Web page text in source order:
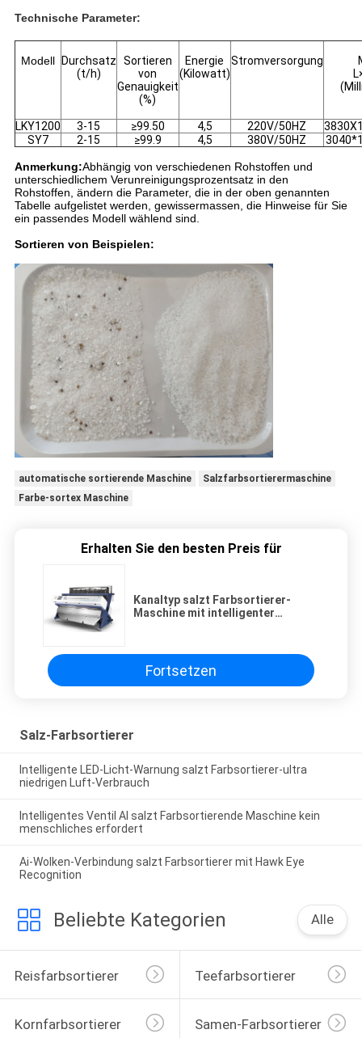
Technische Parameter:
Modell
Durchsatz
(t/h)
Sortieren
von
Genauigkeit
(%)
Energie
(Kilowatt)
Stromversorgung
LKY1200 3-15 ≥99.50 4,5 220V/50HZ
SY7
2-15 ≥99.9 4,5 380V/50HZ
Anmerkung:Abhängig von verschiedenen Rohstoffen und
unterschiedlichem Verunreinigungsprozentsatz in den
Rohstoffen, ändern die Parameter, die in der oben genannten
Tabelle aufgelistet werden, gewissermassen, die Hinweise für Sie
ein passendes Modell wählend sind.
Sortieren von Beispielen:
automatische sortierende Maschine
Salzfarbsortierermaschine
Farbe-sortex Maschine
Erhalten Sie den besten Preis für
Kanaltyp salzt Farbsortierer-
Maschine mit intelligenter
Fortsetzen
Salz-Farbsortierer
Intelligente LED-Licht-Warnung salzt Farbsortierer-ultra
niedrigen Luft-Verbrauch
Intelligentes Ventil AI salzt Farbsortierende Maschine kein
menschliches erfordert
Ai-Wolken-Verbindung salzt Farbsortierer mit Hawk Eye
Recognition
Beliebte Kategorien Alle
Reisfarbsortierer Teefarbsortierer
Kornfarbsortierer Samen-Farbsortierer